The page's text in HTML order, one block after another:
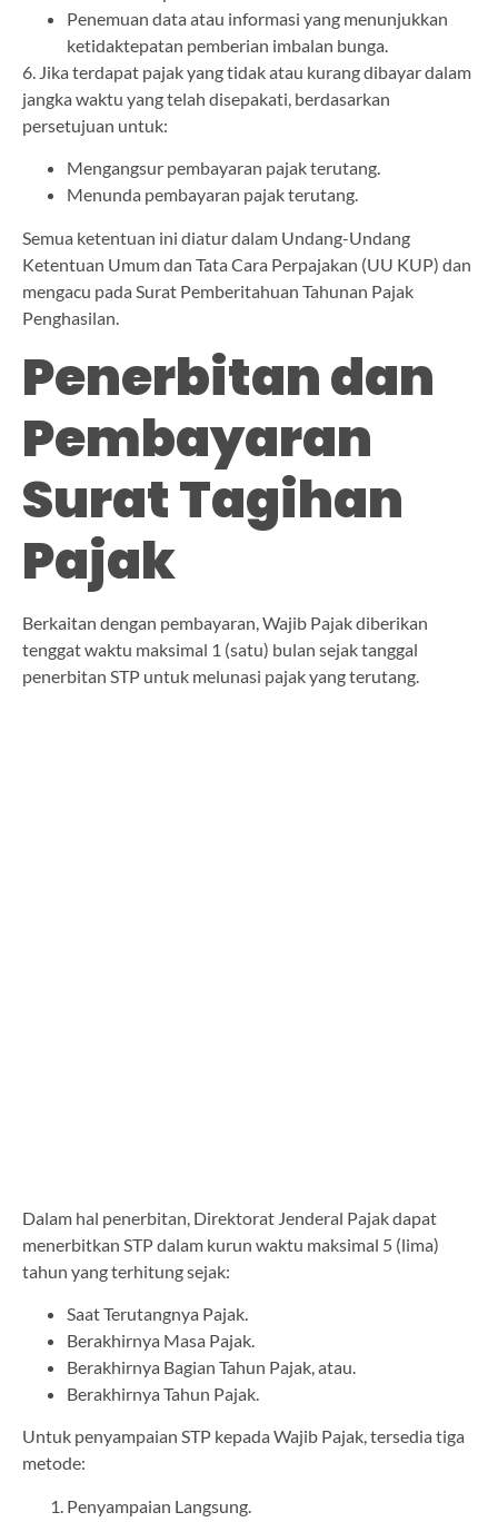
Penemuan data atau informasi yang menunjukkan
ketidaktepatan pemberian imbalan bunga.
6. Jika terdapat pajak yang tidak atau kurang dibayar dalam
jangka waktu yang telah disepakati, berdasarkan
persetujuan untuk:
Mengangsur pembayaran pajak terutang.
Menunda pembayaran pajak terutang.
Semua ketentuan ini diatur dalam Undang-Undang
Ketentuan Umum dan Tata Cara Perpajakan (UU KUP) dan
mengacu pada Surat Pemberitahuan Tahunan Pajak
Penghasilan.
Penerbitan dan
Pembayaran
Surat Tagihan
Pajak
Berkaitan dengan pembayaran, Wajib Pajak diberikan
tenggat waktu maksimal 1 (satu) bulan sejak tanggal
penerbitan STP untuk melunasi pajak yang terutang.
Dalam hal penerbitan, Direktorat Jenderal Pajak dapat
menerbitkan STP dalam kurun waktu maksimal 5 (lima)
tahun yang terhitung sejak:
Saat Terutangnya Pajak.
Berakhirnya Masa Pajak.
Berakhirnya Bagian Tahun Pajak, atau.
Berakhirnya Tahun Pajak.
Untuk penyampaian STP kepada Wajib Pajak, tersedia tiga
metode:
Penyampaian Langsung.